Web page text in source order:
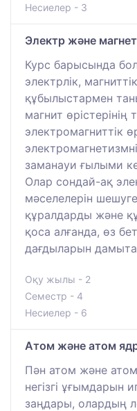
Несиелер - 3
Электр және
Курс барысында
электрлік,
құбылыстармен
магнит өрістерінің
электромагниттік
заманауи ғылыми
Олар сондай-ақ
мәселелерін
құралдарды және
қоса алғанда, өз
дағдыларын
Оқу жылы - 2
Семестр - 4
Несиелер - 6
Атом және атом
Пән атом және
негізгі ұғымдарын
заңдары, олардың